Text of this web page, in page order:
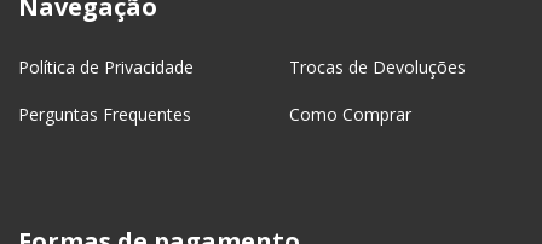
Navegação
Política de Privacidade Trocas de Devoluções
Perguntas Frequentes Como Comprar